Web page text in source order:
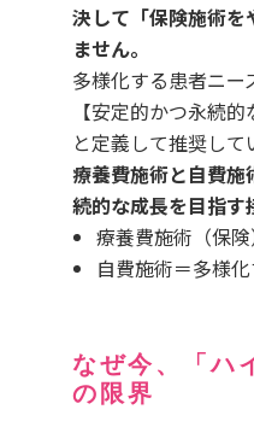
決して「保険施術を
ません。
多様化する患者ニ
【安定的かつ永続
と定義して推奨して
療養費施術と自費
続的な成長を目指す
療養費施術（保
自費施術＝多様
なぜ今、「ハ
の限界